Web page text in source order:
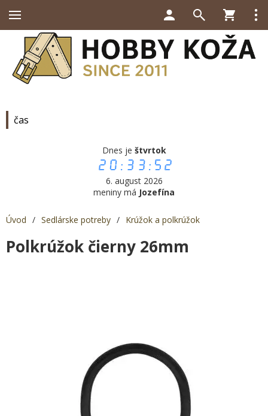
čas
Dnes je štvrtok
20:33:52
6. august 2026
meniny má Jozefína
Úvod / Sedlárske potreby / Krúžok a polkrúžok
Polkrúžok čierny 26mm